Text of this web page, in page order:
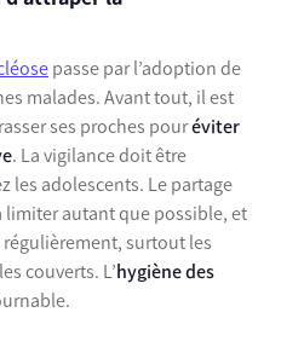
passe par l’adoption de
malades. Avant tout, il est
ses proches pouréviter
. La vigilance doit être
les adolescents. Le partage
autant que possible, et
surtout les
couverts. L’hygiène des